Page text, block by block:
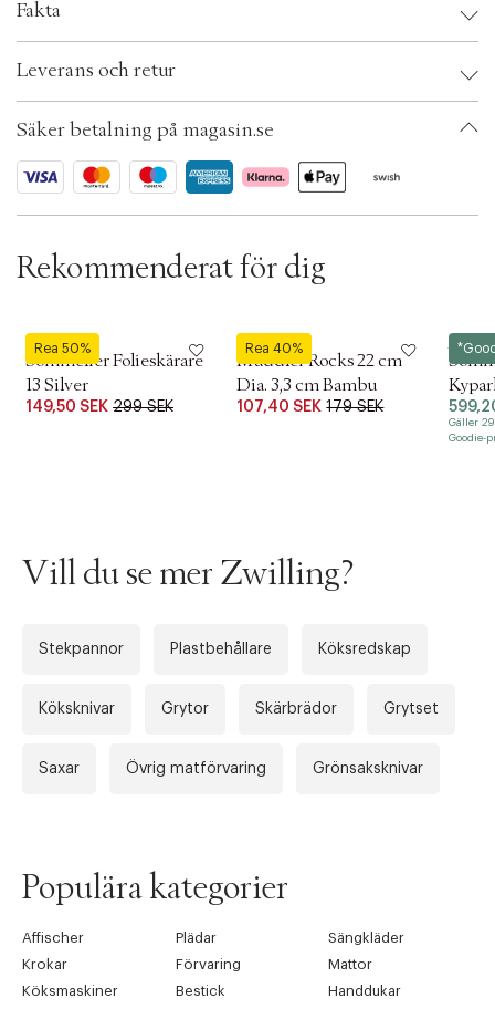
e
i
Fakta
EAN: 4009839311659
ID: AASN54-0008
Leverans och retur
Säker betalning på magasin.se
Rekommenderat för dig
Rea 50%
Zwilling
Sommelier Folieskärare
13 Silver
149,50 SEK 299 SEK
Rea 40%
Zone
Muddler Rocks 22 cm
Dia. 3,3 cm Bambu
107,40 SEK 179 SEK
Matt
Gäller
Goodie-
Tidigare
Vill du se mer Zwilling?
Stekpannor Plastbehållare Köksredskap
Köksknivar Grytor Skärbrädor Grytset
Saxar Övrig matförvaring Grönsaksknivar
Populära kategorier
Affischer Plädar
Sängkläder
Krokar
Förvaring
Mattor
Köksmaskiner
Bestick
Handdukar